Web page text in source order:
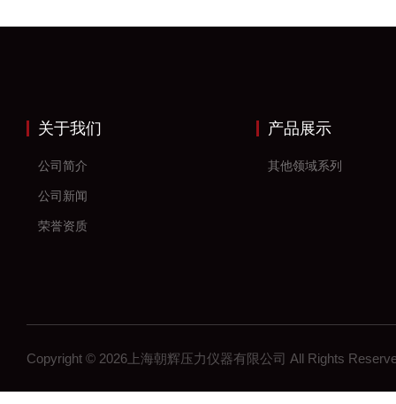
关于我们
公司简介
公司新闻
荣誉资质
产品展示
其他领域系列
Copyright © 2026上海朝辉压力仪器有限公司 All Rights